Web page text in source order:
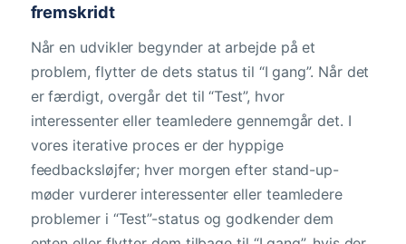
fremskridt
Når en udvikler begynder at arbejde på et
problem, flytter de dets status til “I gang”. Når det
er færdigt, overgår det til “Test”, hvor
interessenter eller teamledere gennemgår det. I
vores iterative proces er der hyppige
feedbacksløjfer; hver morgen efter stand-up-
møder vurderer interessenter eller teamledere
problemer i “Test”-status og godkender dem